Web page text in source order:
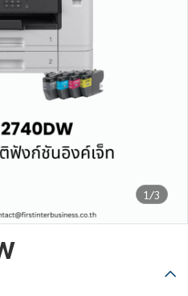
1/3